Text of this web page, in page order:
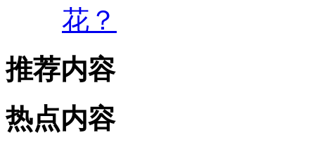
花？
推荐内容
热点内容